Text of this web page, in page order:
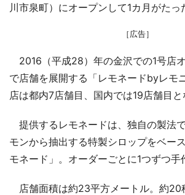
川市泉町）にオープンして1カ月がたっ
［広告］
2016（平成28）年の金沢での1号店
で店舗を展開する「レモネードbyレモ
店は都内7店舗目、国内では19店舗目と
提供するレモネードは、独自の製法
モンから抽出する特製シロップをベー
モネード」。オーダーごとに1つずつ手
店舗面積は約23平方メートル。約20